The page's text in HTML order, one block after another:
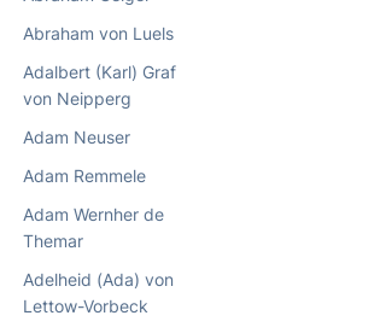
Abraham von Luels
Adalbert (Karl) Graf
von Neipperg
Adam Neuser
Adam Remmele
Adam Wernher de
Themar
Adelheid (Ada) von
Lettow-Vorbeck